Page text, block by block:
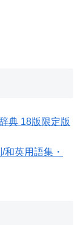
典 18版限定版
和英用語集・